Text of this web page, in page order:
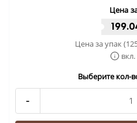
Цена
Цена за упак
Выберите кол-
-